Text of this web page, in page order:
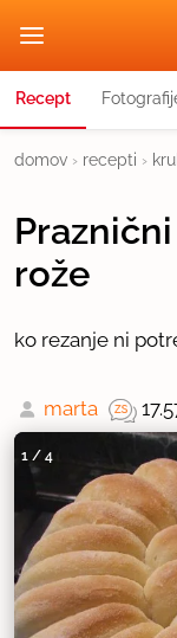
Recept
domov › recepti ›
rože
ko rezanje ni
marta
1 / 4